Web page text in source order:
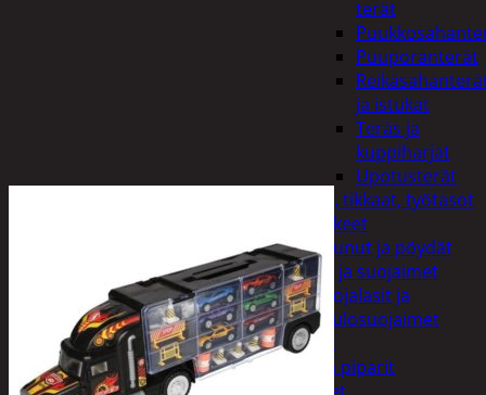
terät
Puuporanterät
ja istukat
Teräs ja
kuppiharjat
Upotusterät
Telineet, tikkaat, työtasot
ja tarvikkeet
Vaunut ja pöydät
Työasut ja suojaimet
Suojalasit ja
kuulosuojaimet
Elintarvikkeet
Keksit ja piparit